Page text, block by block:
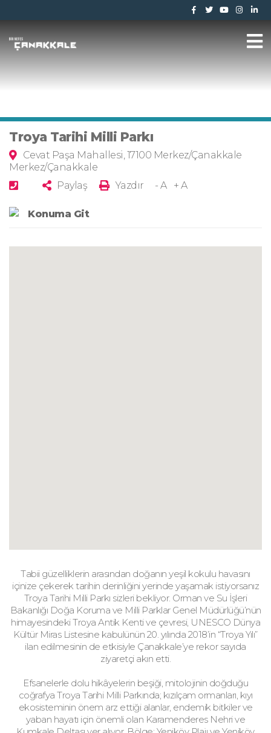
Troya Tarihi Milli Parkı
Cevat Paşa Mahallesi, 17100 Merkez/Çanakkale
Merkez/Çanakkale
Paylaş
Yazdır - A + A
Konuma Git
Tabii güzelliklerin arasından doğanın yeşil kokulu havasını
içinize çekerek tarihin derinliğini yerinde yaşamak istiyorsanız
Troya Tarihi Milli Parkı sizleri bekliyor. Orman ve Su İşleri
Bakanlığı Doğa Koruma ve Milli ParklarGenel Müdürlüğü’nün
himayesindeki Troya Antik Kenti ve çevresi, UNESCO Dünya
Kültür Miras Listesine kabulünün 20. yılında 2018’in “Troya Yılı”
ilan edilmesinin de etkisiyle Çanakkale’ye rekor sayıda
ziyaretçi akın etti.
Efsanelerle dolu hikâyelerin beşiği, mitolojinin doğduğu
coğrafya Troya Tarihi Milli Parkında; kızılçam ormanları, kıyı
ekosisteminin önem arz ettiği alanlar, endemik bitkiler ve
yaban hayatı için önemli olan Karamenderes Nehri ve